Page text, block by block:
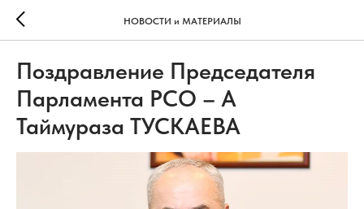
НОВОСТИ и МАТЕРИАЛЫ
Поздравление Председателя
Парламента РСО – А
Таймураза ТУСКАЕВА